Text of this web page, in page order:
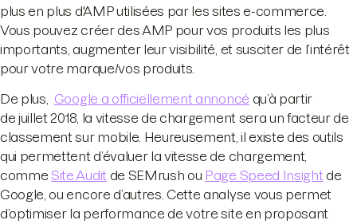
plus en plus d'AMP utilisées par les sites e-commerce.
Vous pouvez créer des AMP pour vos produits les plus
importants, augmenter leur visibilité, et susciter de l’intérêt
pour votre marque/vos produits.
De plus, Google a officiellement annoncé qu’à partir
de juillet 2018, la vitesse de chargement sera un facteur de
classement sur mobile. Heureusement, il existe des outils
qui permettent d’évaluer la vitesse de chargement,
comme Site Audit de SEMrush ou Page Speed Insight de
Google, ou encore d’autres. Cette analyse vous permet
d’optimiser la performance de votre site en proposant